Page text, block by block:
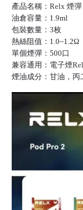
產品名稱： Relx 煙彈
油倉容量：1.9ml
包裝數量：3枚
熱絲阻值：1.0~1.2Ω
單個煙彈：500口
兼容通用： 電子煙
煙油成分：甘油，丙